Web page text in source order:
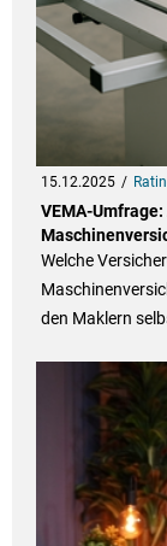
15.12.2025
VEMA-
Welche
den Maklern